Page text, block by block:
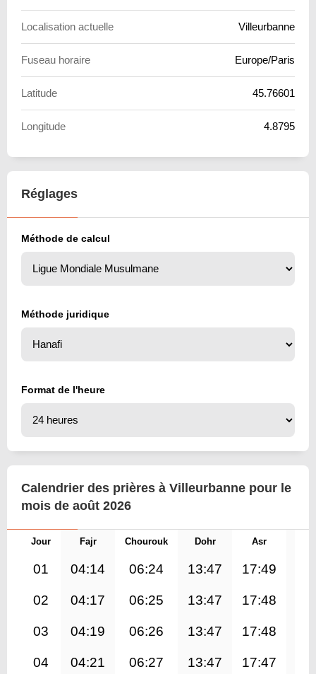
Localisation actuelle Villeurbanne
Fuseau horaire Europe/Paris
Latitude 45.76601
Longitude 4.8795
Réglages
Méthode de calcul
Méthode juridique
Format de l'heure
Calendrier des prières à Villeurbanne pour le
mois de août 2026
Jour Fajr Chourouk Dohr Asr
01 04:14 06:24 13:47 17:49
02 04:17 06:25 13:47 17:48
03 04:19 06:26 13:47 17:48
04 04:21 06:27 13:47 17:47